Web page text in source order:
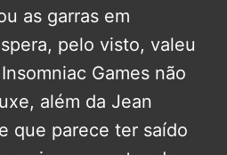
as garras em
pelo visto, valeu
Games não
além da Jean
que parece ter saído